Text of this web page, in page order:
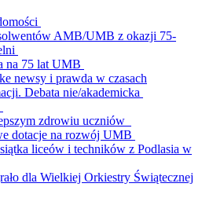
AMB/UMB z okazji 75-
na 75 lat UMB
newsy i prawda w czasach
Debata nie/akademicka
zdrowiu uczniów
dotacje na rozwój UMB
liceów i techników z Podlasia w
dla Wielkiej Orkiestry Świątecznej